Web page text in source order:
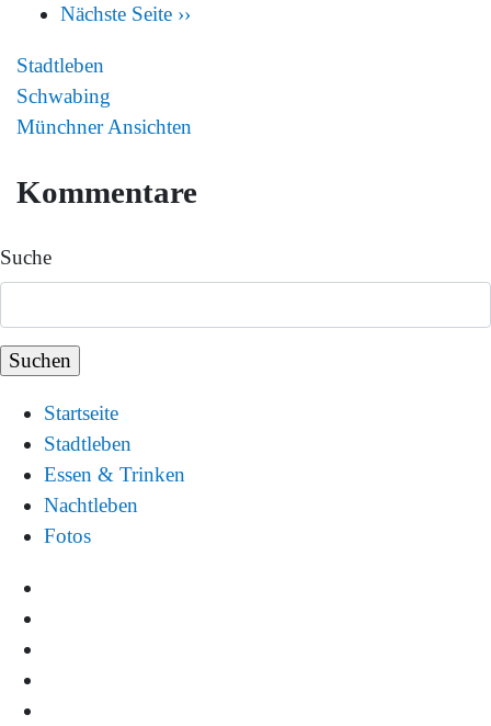
Nächste Seite ››
Stadtleben
Schwabing
Münchner Ansichten
Kommentare
Suche
Startseite
Stadtleben
Essen & Trinken
Nachtleben
Fotos